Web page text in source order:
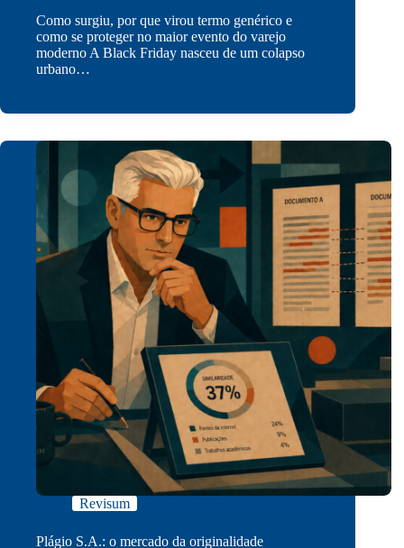
Como surgiu, por que virou termo genérico e
como se proteger no maior evento do varejo
moderno A Black Friday nasceu de um colapso
urbano…
Revisum
Plágio S.A.: o mercado da originalidade